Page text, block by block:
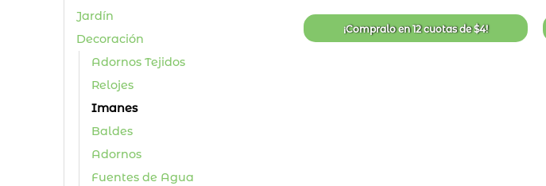
Jardín
Decoración
Adornos Tejidos
Relojes
Imanes
Baldes
Adornos
Fuentes de Agua
de
deseos
¡Compralo en12 cuotasde$4!